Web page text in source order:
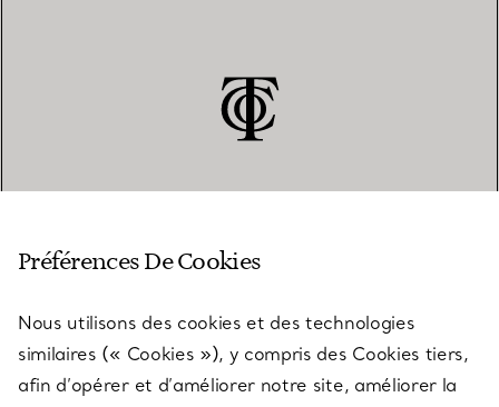
SERVICES
Préférences De Cookies
Nous utilisons des cookies et des technologies
similaires (« Cookies »), y compris des Cookies tiers,
afin d’opérer et d’améliorer notre site, améliorer la